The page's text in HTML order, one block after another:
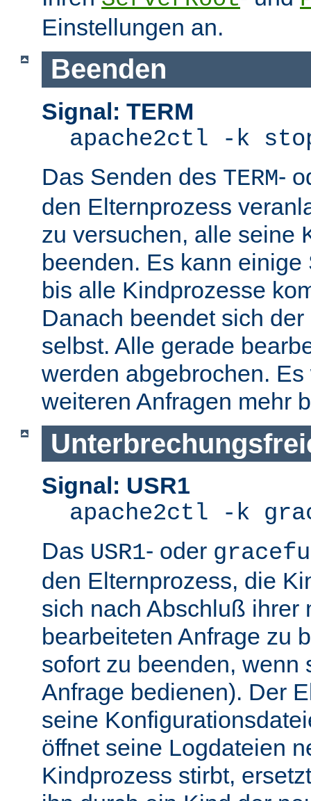
Einstellungen an.
Beenden
Signal: TERM
apache2ctl -k
Das Senden des TERM-
den Elternprozess
zu versuchen, alle seine
beenden. Es kann
bis alle Kindprozesse
Danach beendet sich
selbst. Alle gerade
werden abgebrochen.
weiteren Anfragen mehr
Signal: USR1
apache2ctl -k
Das USR1- oder
den Elternprozess, die
sich nach Abschluß ihrer
bearbeiteten Anfrage zu
sofort zu beenden, wenn
Anfrage bedienen). Der
seine
öffnet seine Logdateien
Kindprozess stirbt,